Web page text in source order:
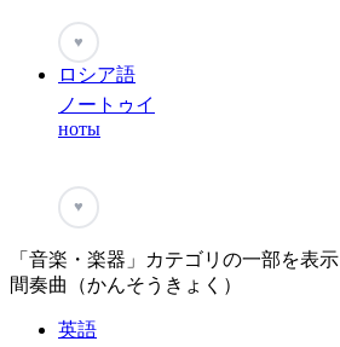
♥
ロシア語
ノートゥイ
ноты
♥
「音楽・楽器」カテゴリの一部を表示
間奏曲（かんそうきょく）
英語